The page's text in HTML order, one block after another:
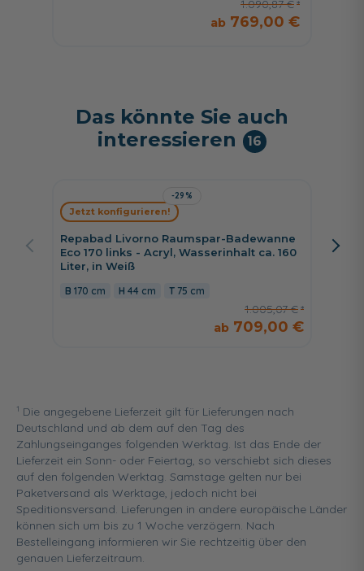
1.090,87 €
769,00 €
Das könnte Sie auch
interessieren
16
-29%
Repabad Livorno Raumspar-Badewanne
Eco 170 links - Acryl, Wasserinhalt ca. 160
Liter, in Weiß
170 cm 44 cm 75 cm
1.005,07 €
709,00 €
Jetzt konfigurieren!
Eco
1 Die angegebene Lieferzeit gilt für Lieferungen nach
Deutschland und ab dem auf den Tag des
Zahlungseinganges folgenden Werktag. Ist das Ende der
Lieferzeit ein Sonn- oder Feiertag, so verschiebt sich dieses
auf den folgenden Werktag. Samstage gelten nur bei
Paketversand als Werktage, jedoch nicht bei
Speditionsversand. Lieferungen in andere europäische Länder
können sich um bis zu 1 Woche verzögern. Nach
Bestelleingang informieren wir Sie rechtzeitig über den
genauen Lieferzeitraum.